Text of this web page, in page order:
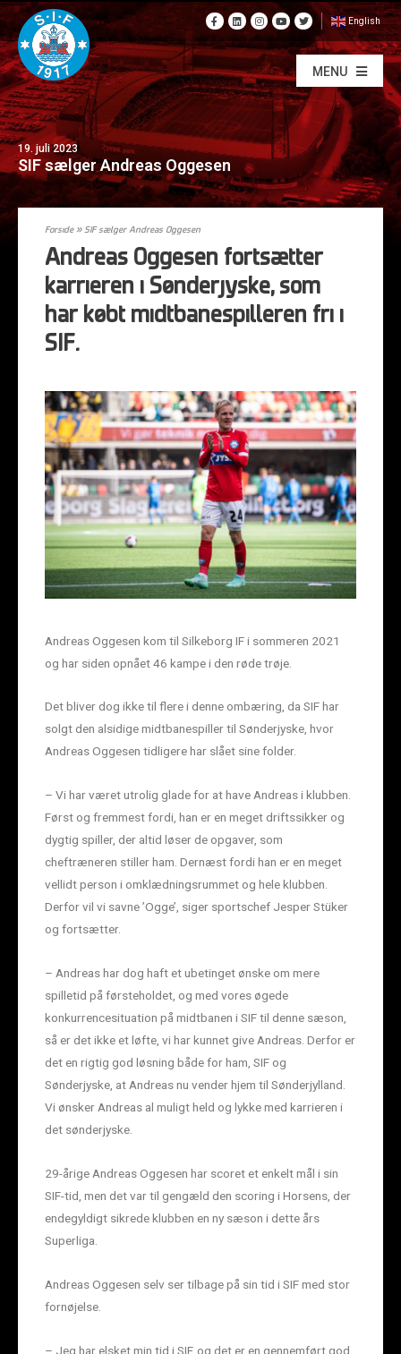
English
MENU
19. juli 2023
SIF sælger Andreas Oggesen
Forside»SIF sælger Andreas Oggesen
Andreas Oggesen fortsætter
karrieren i Sønderjyske, som
har købt midtbanespilleren fri i
SIF.
Andreas Oggesen kom til Silkeborg IF i sommeren 2021
og har siden opnået 46 kampe i den røde trøje.
Det bliver dog ikke til flere i denne ombæring, da SIF har
solgt den alsidige midtbanespiller til Sønderjyske, hvor
Andreas Oggesen tidligere har slået sine folder.
– Vi har været utrolig glade for at have Andreas i klubben.
Først og fremmest fordi, han er en meget driftssikker og
dygtig spiller, der altid løser de opgaver, som
cheftræneren stiller ham. Dernæst fordi han er en meget
vellidt person i omklædningsrummet og hele klubben.
Derfor vil vi savne ’Ogge’, siger sportschef Jesper Stüker
og fortsætter.
– Andreas har dog haft et ubetinget ønske om mere
spilletid på førsteholdet, og med vores øgede
konkurrencesituation på midtbanen i SIF til denne sæson,
så er det ikke et løfte, vi har kunnet give Andreas. Derfor er
det en rigtig god løsning både for ham, SIF og
Sønderjyske, at Andreas nu vender hjem til Sønderjylland.
Vi ønsker Andreas al muligt held og lykke med karrieren i
det sønderjyske.
29-årige Andreas Oggesen har scoret et enkelt mål i sin
SIF-tid, men det var til gengæld den scoring i Horsens, der
endegyldigt sikrede klubben en ny sæson i dette års
Superliga.
Andreas Oggesen selv ser tilbage på sin tid i SIF med stor
fornøjelse.
– Jeg har elsket min tid i SIF, og det er en gennemført god